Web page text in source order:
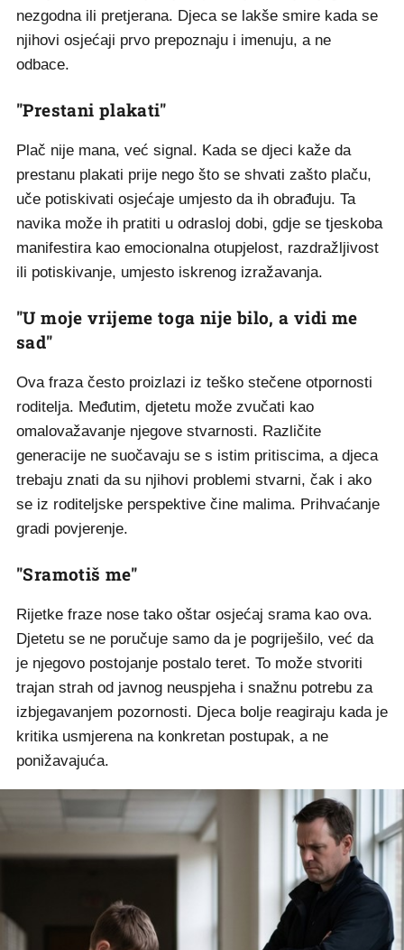
nezgodna ili pretjerana. Djeca se lakše smire kada se
njihovi osjećaji prvo prepoznaju i imenuju, a ne
odbace.
"Prestani plakati"
Plač nije mana, već signal. Kada se djeci kaže da
prestanu plakati prije nego što se shvati zašto plaču,
uče potiskivati osjećaje umjesto da ih obrađuju. Ta
navika može ih pratiti u odrasloj dobi, gdje se tjeskoba
manifestira kao emocionalna otupjelost, razdražljivost
ili potiskivanje, umjesto iskrenog izražavanja.
"U moje vrijeme toga nije bilo, a vidi me
sad"
Ova fraza često proizlazi iz teško stečene otpornosti
roditelja. Međutim, djetetu može zvučati kao
omalovažavanje njegove stvarnosti. Različite
generacije ne suočavaju se s istim pritiscima, a djeca
trebaju znati da su njihovi problemi stvarni, čak i ako
se iz roditeljske perspektive čine malima. Prihvaćanje
gradi povjerenje.
"Sramotiš me"
Rijetke fraze nose tako oštar osjećaj srama kao ova.
Djetetu se ne poručuje samo da je pogriješilo, već da
je njegovo postojanje postalo teret. To može stvoriti
trajan strah od javnog neuspjeha i snažnu potrebu za
izbjegavanjem pozornosti. Djeca bolje reagiraju kada je
kritika usmjerena na konkretan postupak, a ne
ponižavajuća.